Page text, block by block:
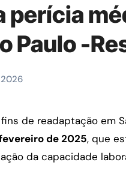
perícia
Paulo -
2026
de readaptação em
de 2025, que
da capacidade